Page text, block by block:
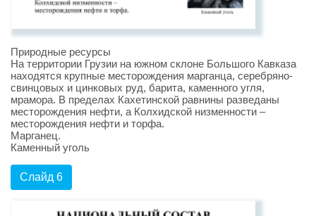
Природные ресурсы
На территории Грузии на южном склоне Большого Кавказа
находятся крупные месторождения марганца, серебряно-
свинцовых и цинковых руд, барита, каменного угля,
мрамора. В пределах Кахетинской равнины разведаны
месторождения нефти, а Колхидской низменности –
месторождения нефти и торфа.
Марганец.
Каменный уголь
Слайд 6